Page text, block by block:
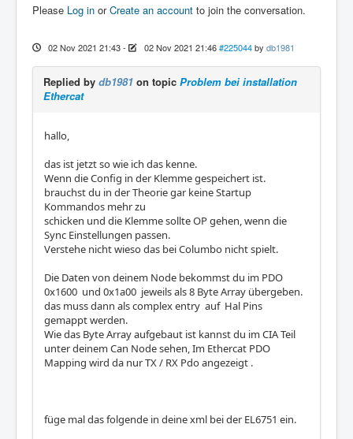
Please Log in orCreate an account to join the conversation.
02 Nov 2021 21:43- 02 Nov 2021 21:46 #225044 by db1981
Replied by db1981 on topic Problem bei installation
Ethercat
hallo,
das ist jetzt so wie ich das kenne.
Wenn die Config in der Klemme gespeichert ist.
brauchst du in der Theorie gar keine Startup
Kommandos mehr zu
schicken und die Klemme sollte OP gehen, wenn die
Sync Einstellungen passen.
Verstehe nicht wieso das bei Columbo nicht spielt.
Die Daten von deinem Node bekommst du im PDO
0x1600 und 0x1a00 jeweils als 8 Byte Array übergeben.
das muss dann als complex entry auf Hal Pins
gemappt werden.
Wie das Byte Array aufgebaut ist kannst du im CIA Teil
unter deinem Can Node sehen, Im Ethercat PDO
Mapping wird da nur TX / RX Pdo angezeigt .
füge mal das folgende in deine xml bei der EL6751 ein.